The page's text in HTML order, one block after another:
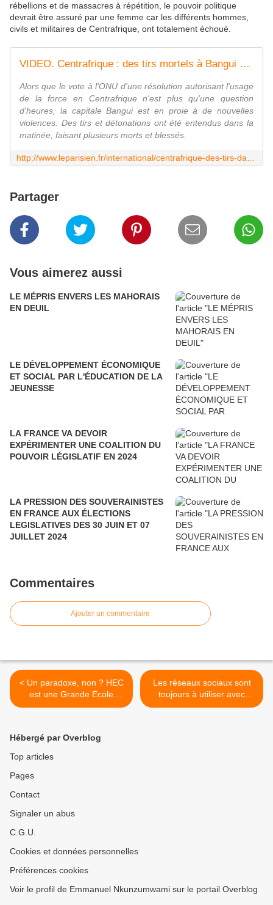
rébellions et de massacres à répétition, le pouvoir politique
devrait être assuré par une femme car les différents hommes,
civils et militaires de Centrafrique, ont totalement échoué.
VIDEO. Centrafrique : des tirs mortels à Bangui avant le vote de l'ONU
Alors que le vote à l'ONU d'une résolution autorisant l'usage
de la force en Centrafrique n'est plus qu'une question
d'heures, la capitale Bangui est en proie à de nouvelles
violences. Des tirs et détonations ont été entendus dans la
matinée, faisant plusieurs morts et blessés.
Partager
Vous aimerez aussi
LE MÉPRIS ENVERS LES MAHORAIS
EN DEUIL
LE DÉVELOPPEMENT ÉCONOMIQUE
ET SOCIAL PAR L'ÉDUCATION DE LA
JEUNESSE
LA FRANCE VA DEVOIR
EXPÉRIMENTER UNE COALITION DU
POUVOIR LÉGISLATIF EN 2024
LA PRESSION DES SOUVERAINISTES
EN FRANCE AUX ÉLECTIONS
LEGISLATIVES DES 30 JUIN ET 07
JUILLET 2024
Commentaires
Ajouter un commentaire
< Un paradoxe, non ? HEC
est une Grande Ecole
française qui rivalise avec
Les réseaux sociaux sont
toujours à utiliser avec
beaucoup de
Hébergé par Overblog
Top articles
Pages
Contact
Signaler un abus
C.G.U.
Cookies et données personnelles
Préférences cookies
Voir le profil de Emmanuel Nkunzumwami sur le portail Overblog